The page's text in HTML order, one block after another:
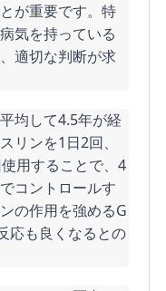
が重要です。特
気を持っている
適切な判断が求
均して4.5年が経
リンを1日2回、
用することで、4
コントロールす
の作用を強めるG
応も良くなるとの